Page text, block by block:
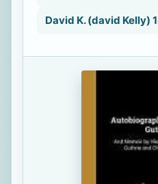
David K. (david Kelly)